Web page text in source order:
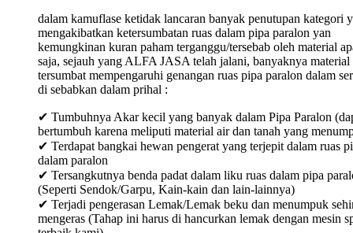
dalam kamuflase ketidak lancaran banyak penutupan kategori
mengakibatkan ketersumbatan ruas dalam pipa paralon yan
kemungkinan kuran paham terganggu/tersebab oleh material
saja, sejauh yang ALFA JASA telah jalani, banyaknya material
tersumbat mempengaruhi genangan ruas pipa paralon dalam
di sebabkan dalam prihal :
✔ Tumbuhnya Akar kecil yang banyak dalam Pipa Paralon
bertumbuh karena meliputi material air dan tanah yang
✔ Terdapat bangkai hewan pengerat yang terjepit dalam ruas
dalam paralon
✔ Tersangkutnya benda padat dalam liku ruas dalam pipa
(Seperti Sendok/Garpu, Kain-kain dan lain-lainnya)
✔ Terjadi pengerasan Lemak/Lemak beku dan menumpuk
mengeras (Tahap ini harus di hancurkan lemak dengan mesin